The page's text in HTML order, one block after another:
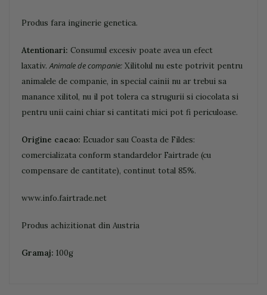
Produs fara inginerie genetica.
Atentionari: Consumul excesiv poate avea un efect
laxativ.Animale de companie: Xilitolul nu este potrivit pentru
animalele de companie, in special cainii nu ar trebui sa
manance xilitol, nu il pot tolera ca strugurii si ciocolata si
pentru unii caini chiar si cantitati mici pot fi periculoase.
Origine cacao: Ecuador sau Coasta de Fildes:
comercializata conform standardelor Fairtrade (cu
compensare de cantitate), continut total 85%.
www.info.fairtrade.net
Produs achizitionat din Austria
Gramaj: 100g